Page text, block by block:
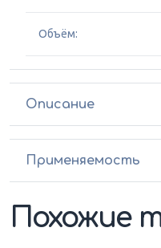
Объём:
Описание
Применяемость
Похожие